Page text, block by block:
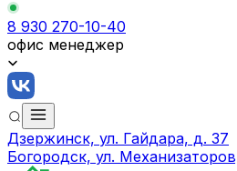
8 930 270-10-40
офис менеджер
Дзержинск, ул. Гайдара, д. 37
Богородск, ул.